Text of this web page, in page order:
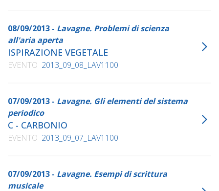
08/09/2013 - Lavagne. Problemi di scienza
all'aria aperta
ISPIRAZIONE VEGETALE
EVENTO 2013_09_08_LAV1100
07/09/2013 - Lavagne. Gli elementi del sistema
periodico
C - CARBONIO
EVENTO 2013_09_07_LAV1100
07/09/2013 - Lavagne. Esempi di scrittura
musicale